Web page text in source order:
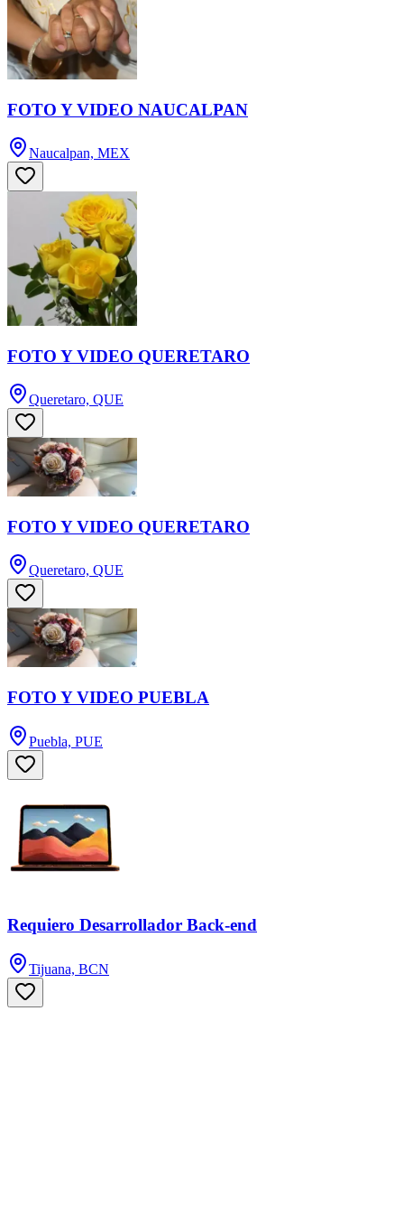
FOTO Y VIDEO NAUCALPAN
Naucalpan, MEX
FOTO Y VIDEO QUERETARO
Queretaro, QUE
FOTO Y VIDEO QUERETARO
Queretaro, QUE
FOTO Y VIDEO PUEBLA
Puebla, PUE
Requiero Desarrollador Back-end
Tijuana, BCN